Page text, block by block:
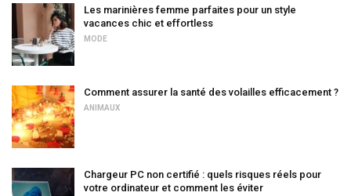
Les marinières femme parfaites pour un style
vacances chic et effortless
MODE
Comment assurer la santé des volailles efficacement ?
ANIMAUX
Chargeur PC non certifié : quels risques réels pour
votre ordinateur et comment les éviter